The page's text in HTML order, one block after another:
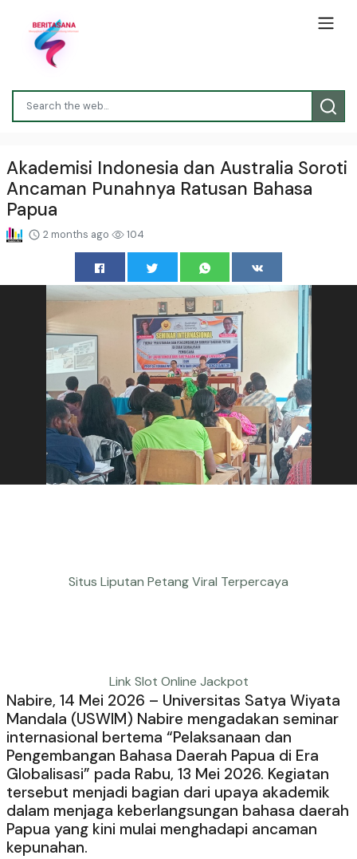
Akademisi Indonesia dan Australia Soroti
Ancaman Punahnya Ratusan Bahasa
Papua
2 months ago 104
Situs Liputan Petang Viral Terpercaya
Link Slot Online Jackpot
Nabire, 14 Mei 2026 – Universitas Satya Wiyata
Mandala (USWIM) Nabire mengadakan seminar
internasional bertema “Pelaksanaan dan
Pengembangan Bahasa Daerah Papua di Era
Globalisasi” pada Rabu, 13 Mei 2026. Kegiatan
tersebut menjadi bagian dari upaya akademik
dalam menjaga keberlangsungan bahasa daerah
Papua yang kini mulai menghadapi ancaman
kepunahan.